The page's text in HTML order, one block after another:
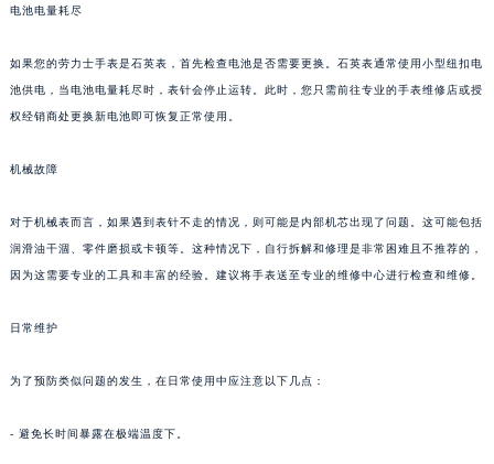
电池电量耗尽
如果您的劳力士手表是石英表，首先检查电池是否需要更换。石英表通常使用小型纽扣电
池供电，当电池电量耗尽时，表针会停止运转。此时，您只需前往专业的手表维修店或授
权经销商处更换新电池即可恢复正常使用。
机械故障
对于机械表而言，如果遇到表针不走的情况，则可能是内部机芯出现了问题。这可能包括
润滑油干涸、零件磨损或卡顿等。这种情况下，自行拆解和修理是非常困难且不推荐的，
因为这需要专业的工具和丰富的经验。建议将手表送至专业的维修中心进行检查和维修。
日常维护
为了预防类似问题的发生，在日常使用中应注意以下几点：
- 避免长时间暴露在极端温度下。